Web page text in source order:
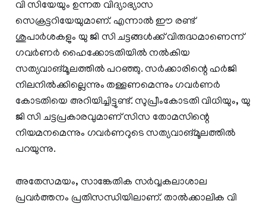
വി സിയേയും ഉന്നത വിദ്യാഭ്യാസ
സെക്രട്ടറിയേയുമാണ്. എന്നാൽ ഈ രണ്ട്
ശുപാർശകളും യു ജി സി ചട്ടങ്ങൾക്ക് വിരുദ്ധമാണെന്ന്
ഗവർണർ ഹൈക്കോടതിയിൽ നല്‍കിയ
സത്യവാങ്മൂലത്തില്‍ പറഞ്ഞു. സർക്കാരിന്റെ ഹർജി
നിലനിൽക്കില്ലെന്നും തള്ളണമെന്നും ഗവർണർ
കോടതിയെ അറിയിച്ചിട്ടുണ്ട്. സുപ്രീംകോടതി വിധിയും, യു
ജി സി ചട്ടപ്രകാരവുമാണ് സിസ തോമസിന്റെ
നിയമനമെന്നും ഗവര്‍ണറുടെ സത്യവാങ്മൂലത്തില്‍
പറയുന്നു.
അതേസമയം, സാങ്കേതിക സര്‍വ്വകലാശാല
പ്രവര്‍ത്തനം പ്രതിസന്ധിയിലാണ്. താൽക്കാലിക വി